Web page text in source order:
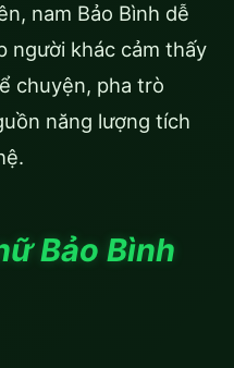
nam Bảo Bình dễ
người khác cảm thấy
chuyện, pha trò
năng lượng tích
Bảo Bình